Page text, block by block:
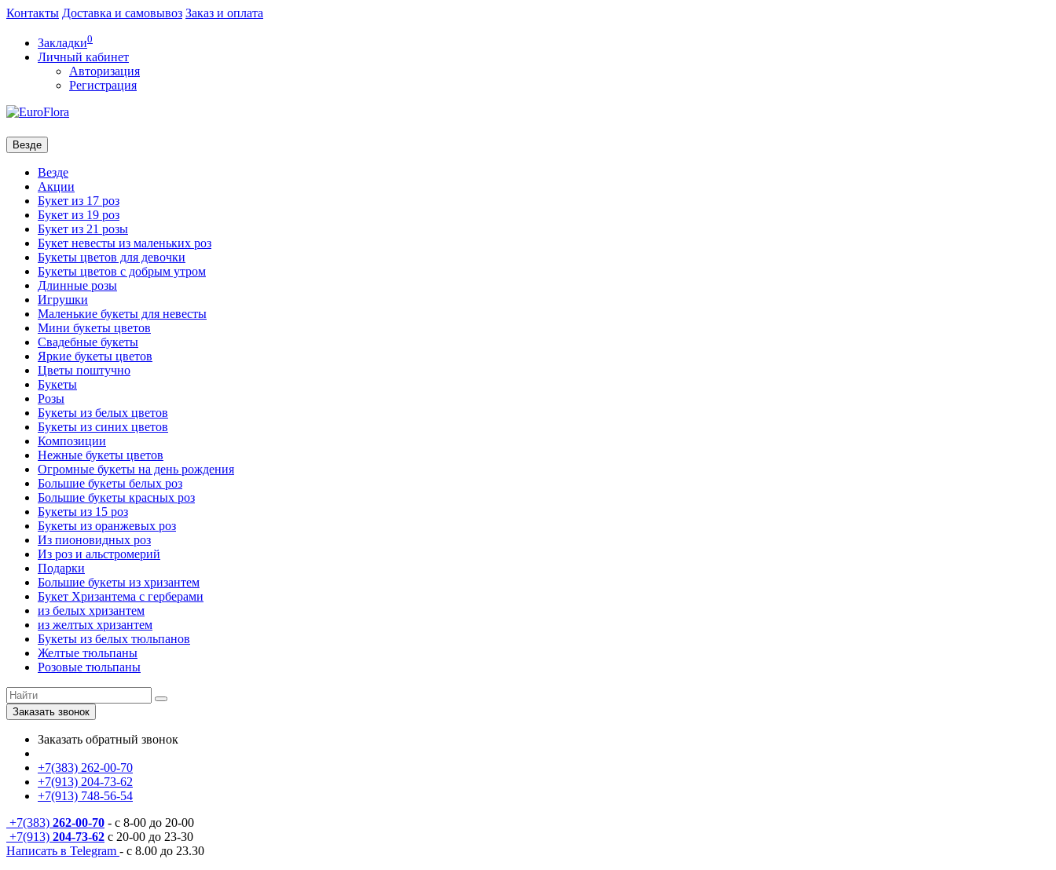
Контакты Доставка и самовывоз Заказ и оплата
Закладки0
Личный кабинет
Авторизация
Регистрация
Везде
Везде
Акции
Букет из 17 роз
Букет из 19 роз
Букет из 21 розы
Букет невесты из маленьких роз
Букеты цветов для девочки
Букеты цветов с добрым утром
Длинные розы
Игрушки
Маленькие букеты для невесты
Мини букеты цветов
Свадебные букеты
Яркие букеты цветов
Цветы поштучно
Букеты
Розы
Букеты из белых цветов
Букеты из синих цветов
Композиции
Нежные букеты цветов
Огромные букеты на день рождения
Большие букеты белых роз
Большие букеты красных роз
Букеты из 15 роз
Букеты из оранжевых роз
Из пионовидных роз
Из роз и альстромерий
Подарки
Большие букеты из хризантем
Букет Хризантема с герберами
из белых хризантем
из желтых хризантем
Букеты из белых тюльпанов
Желтые тюльпаны
Розовые тюльпаны
Заказать звонок
Заказать обратный звонок
+7(383) 262-00-70
+7(913) 204-73-62
+7(913) 748-56-54
+7(383) 262-00-70 - с 8-00 до 20-00
+7(913) 204-73-62 с 20-00 до 23-30
Написать в Telegram - с 8.00 до 23.30